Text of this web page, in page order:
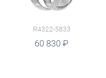
R4322-5833
60 830